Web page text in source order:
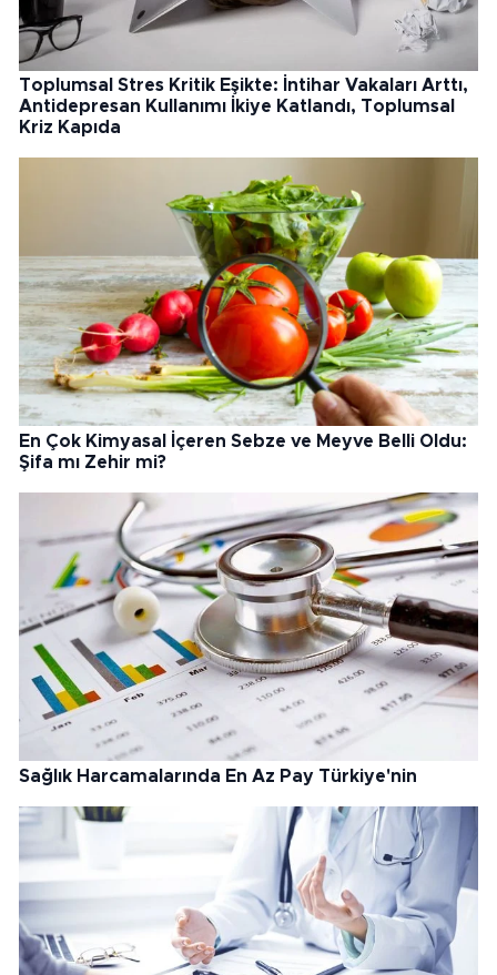
Toplumsal Stres Kritik Eşikte: İntihar Vakaları Arttı,
Antidepresan Kullanımı İkiye Katlandı, Toplumsal
Kriz Kapıda
En Çok Kimyasal İçeren Sebze ve Meyve Belli Oldu:
Şifa mı Zehir mi?
Sağlık Harcamalarında En Az Pay Türkiye'nin